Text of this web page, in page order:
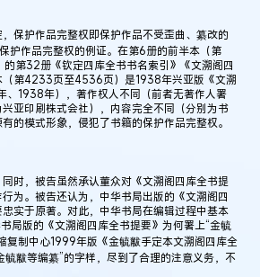
护作品完整权即保护作品不受歪曲、纂改的
护作品完整权的例证。在第6册的前半本（第
第32册《钦定四库全书书名索引》《文溯阁四
（第4233页至4536页）是1938年兴亚版《文溯
、1938年），著作权人不同（前者无著作人署
亚印刷株式会社），内容完全不同（分别为书
的模式形象，侵犯了书籍的保护作品完整权。
，被告虽然承认董众对《文溯阁四库全书提
为。被告还认为，中华书局出版的《文溯阁四
实于原著。对此，中华书局在编辑过程中基本
局版的《文溯阁四库全书提要》为何署上“金毓
复制中心1999年版《金毓黻手定本文溯阁四库全
黻等编纂”的字样，尽到了合理的注意义务，不